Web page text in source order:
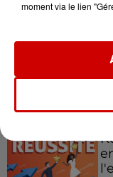
moment via le lien